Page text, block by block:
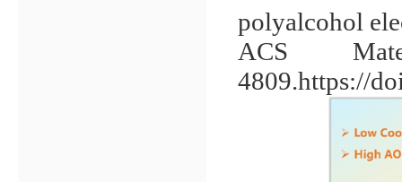
polyalcohol
ACS
4809.https://